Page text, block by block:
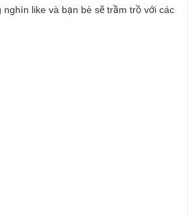
nghìn like và bạn bè sẽ trầm trồ với các